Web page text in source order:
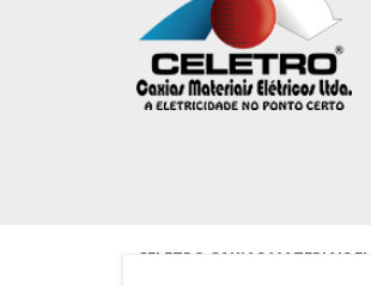
CELETRO CAXIAS MATERIAIS